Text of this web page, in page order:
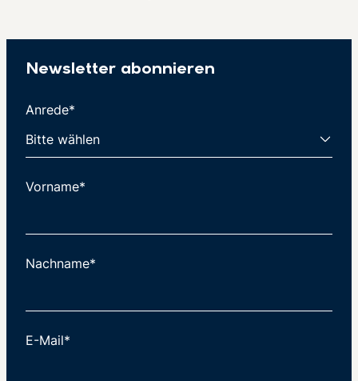
Newsletter abonnieren
Anrede*
Vorname*
Nachname*
E-Mail*